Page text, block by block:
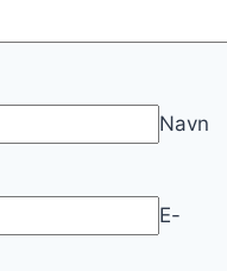
Navn
E-